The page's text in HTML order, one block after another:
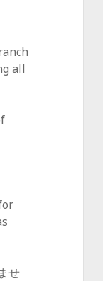
all
せ